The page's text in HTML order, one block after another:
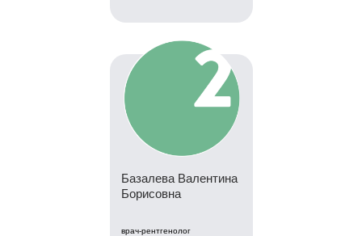
Базалева Валентина
Борисовна
врач-рентгенолог